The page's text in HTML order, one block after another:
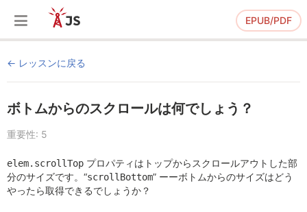
EPUB/PDF
レッスンに戻る
ボトムからのスクロールは何でしょう？
重要性: 5
elem.scrollTop プロパティはトップからスクロールアウトした部
分のサイズです。“scrollBottom” ーーボトムからのサイズはどう
やったら取得できるでしょうか？